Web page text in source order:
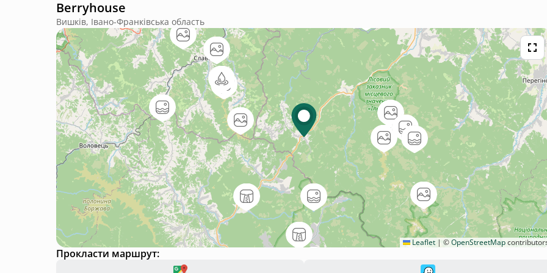
Berryhouse
Вишків, Івано-Франківська область
Leaflet | ©OpenStreetMap
Прокласти маршрут: